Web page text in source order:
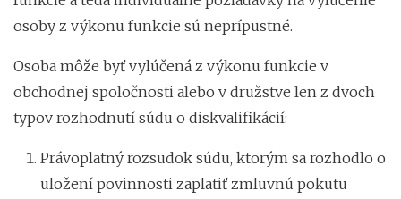
osoby z výkonu funkcie sú neprípustné.
Osoba môže byť vylúčená z výkonu funkcie v
obchodnej spoločnosti alebo v družstve len z dvoch
typov rozhodnutí súdu o diskvalifikácií:
Právoplatný rozsudok súdu, ktorým sa rozhodlo o
uložení povinnosti zaplatiť zmluvnú pokutu